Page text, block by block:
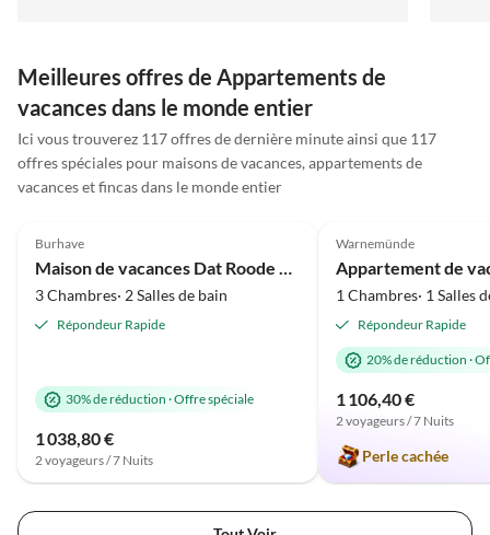
Meilleures offres de Appartements de
vacances dans le monde entier
Ici vous trouverez 117 offres de dernière minute ainsi que 117
offres spéciales pour maisons de vacances, appartements de
vacances et fincas dans le monde entier
Meilleure
Burhave
Maison de vacances Dat Roode Hus 40
3 Chambres· 2 Salles de bain
Répondeur Rapide
30% de réduction ·Offre spéciale
1 038,80 €
2 voyageurs / 7 Nuits
Warnemünde
1 Chambres· 1 Salles
Répondeur Rapide
20% de réduction ·
1 106,40 €
2 voyageurs / 7 Nuits
Perle cachée